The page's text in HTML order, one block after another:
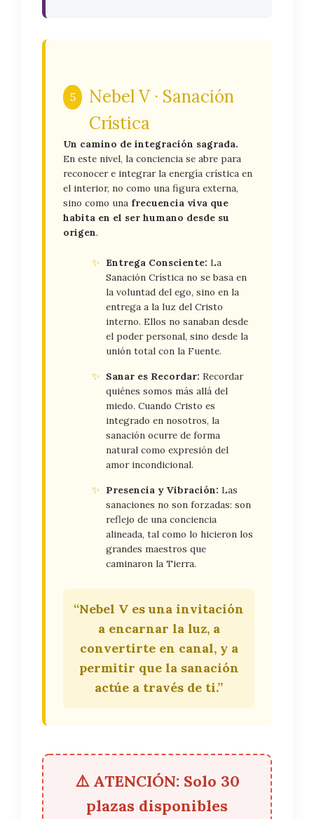
5
Nebel V · Sanación
Crística
Un camino de integración sagrada.
En este nivel, la conciencia se abre para
reconocer e integrar la energía crística en
el interior, no como una figura externa,
sino como una frecuencia viva que
habita en el ser humano desde su
origen.
✨ Entrega Consciente: La
Sanación Crística no se basa en
la voluntad del ego, sino en la
entrega a la luz del Cristo
interno. Ellos no sanaban desde
el poder personal, sino desde la
unión total con la Fuente.
✨ Sanar es Recordar: Recordar
quiénes somos más allá del
miedo. Cuando Cristo es
integrado en nosotros, la
sanación ocurre de forma
natural como expresión del
amor incondicional.
✨ Presencia y Vibración: Las
sanaciones no son forzadas: son
reflejo de una conciencia
alineada, tal como lo hicieron los
grandes maestros que
caminaron la Tierra.
“Nebel V es una invitación
a encarnar la luz, a
convertirte en canal, y a
permitir que la sanación
actúe a través de ti.”
⚠️ ATENCIÓN: Solo 30
plazas disponibles